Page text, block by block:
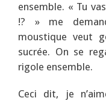
ensemble. « Tu
!? » me
moustique veut
sucrée. On se
rigole ensemble.
Ceci dit, je